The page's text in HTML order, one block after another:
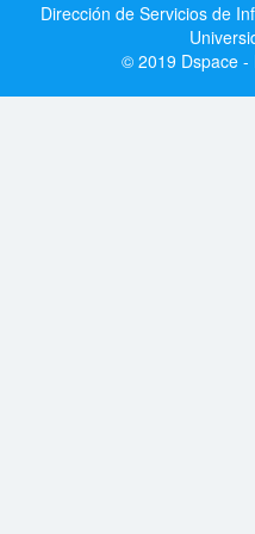
Dirección de Servicios de
© 2019 Dspace -